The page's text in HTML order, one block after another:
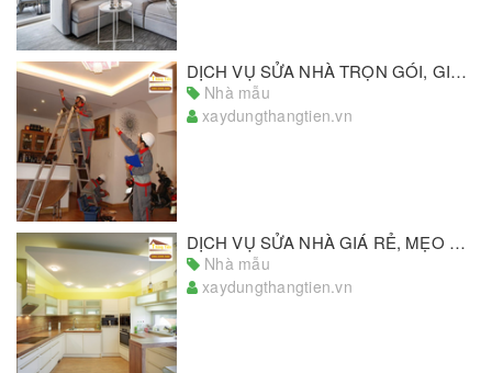
DỊCH VỤ SỬA NHÀ TRỌN GÓI, GIẢI PHÁP SỬA NHÀ UY TÍN, HOÀN HẢO
Nhà mẫu
xaydungthangtien.vn
DỊCH VỤ SỬA NHÀ GIÁ RẺ, MẸO HAY SỬA NHÀ TIẾT KIỆM CHI PHÍ
Nhà mẫu
xaydungthangtien.vn